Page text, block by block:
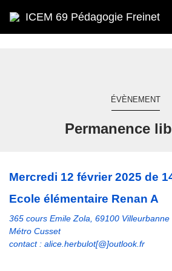
ICEM 69 Pédagogie Freinet
ÉVÈNEMENT
Permanence
Mercredi 12 février 2025 de
Ecole élémentaire Renan A
365 cours Emile Zola, 69100 Villeurbanne
Métro Cusset
contact : alice.herbulot[@]outlook.fr